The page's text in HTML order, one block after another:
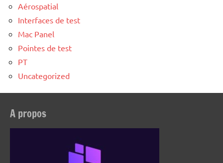
Aérospatial
Interfaces de test
Mac Panel
Pointes de test
PT
Uncategorized
A propos